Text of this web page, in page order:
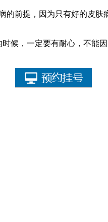
的前提，因为只有好的皮
候，一定要有耐心，不能